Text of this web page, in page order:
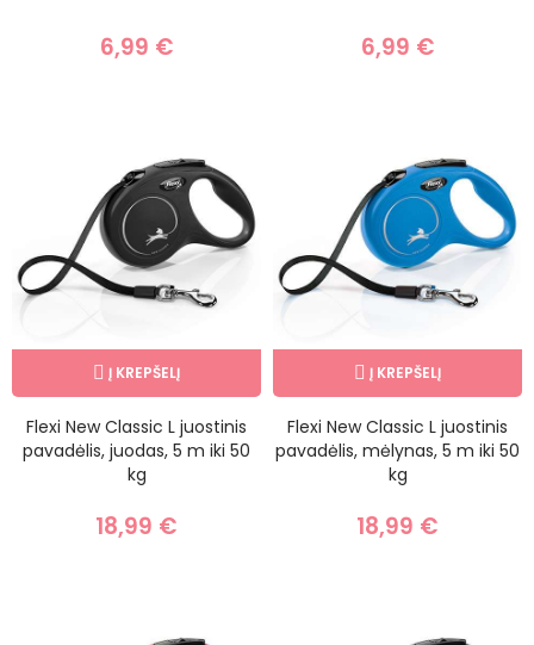
6,99 € 6,99 €
Į KREPŠELĮ
Flexi New Classic L juostinis
pavadėlis, juodas, 5 m iki 50
kg
18,99 €
Į KREPŠELĮ
Flexi New Classic L juostinis
pavadėlis, mėlynas, 5 m iki 50
kg
18,99 €